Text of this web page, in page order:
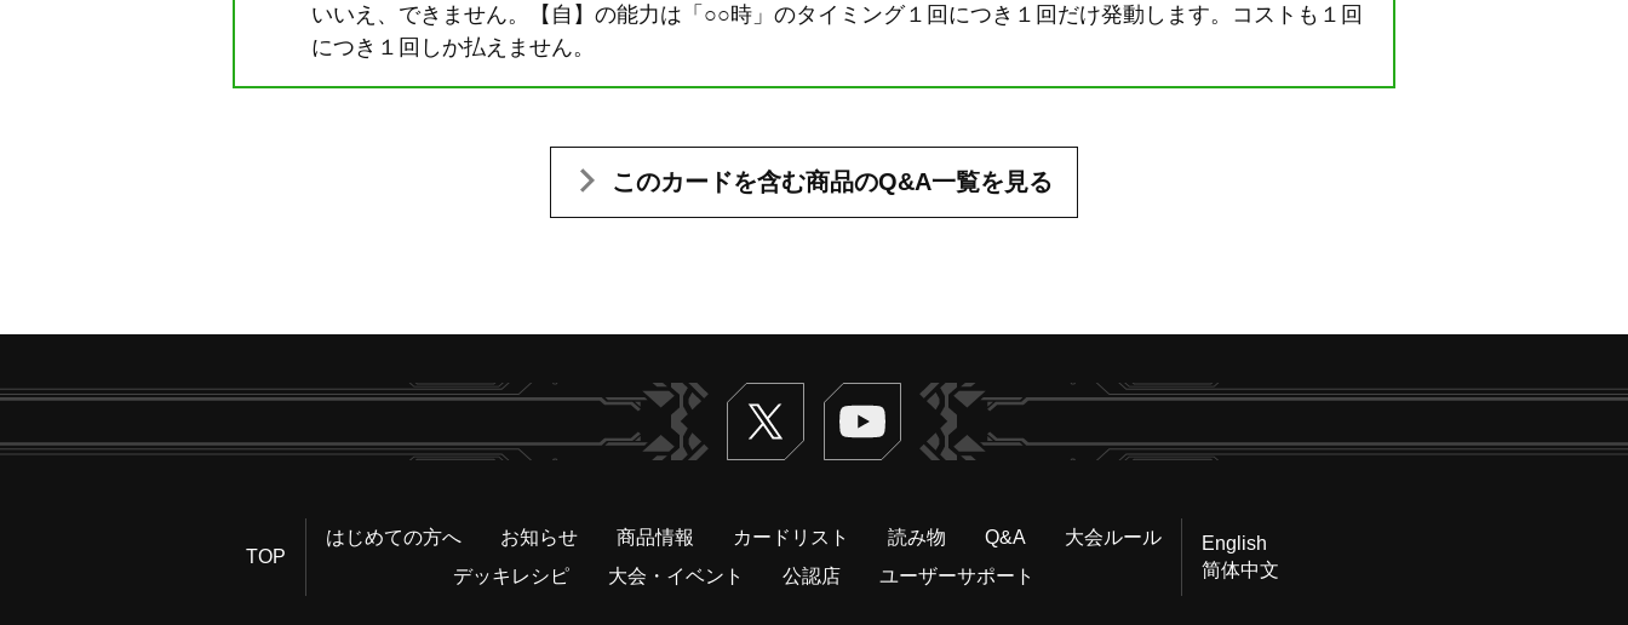
いいえ、できません。【自】の能力は「○○時」のタイミング１回につき１回だけ発動します。コストも１回
につき１回しか払えません。
このカードを含む商品のQ&A一覧を見る
Twitter ヴァンガードch
TOP
はじめての方へ お知らせ 商品情報 カードリスト 読み物 Q&A
大会ルール
デッキレシピ
大会・イベント 公認店 ユーザーサポート
English
简体中文